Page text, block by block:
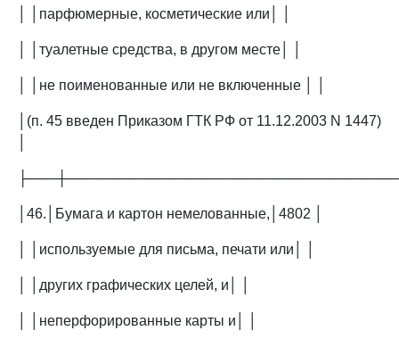
│ │парфюмерные, косметические или│ │
│ │туалетные средства, в другом месте│ │
│ │не поименованные или не включенные │ │
│(п. 45 введен Приказом ГТК РФ от 11.12.2003 N 1447)
│46.│Бумага и картон немелованные,│4802 │
│ │используемые для письма, печати или│ │
│ │других графических целей, и│ │
│ │неперфорированные карты и│ │